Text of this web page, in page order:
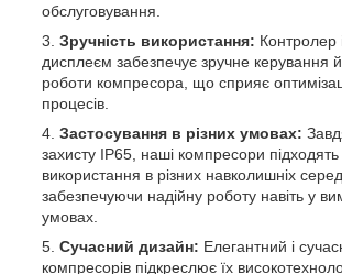
обслуговування.
Зручність використання: Контролер
дисплеєм забезпечує зручне керування
роботи компресора, що сприяє
процесів.
Застосування в різних умовах:
захисту IP65, наші компресори
використання в різних навколишніх
забезпечуючи надійну роботу навіть у
умовах.
Сучасний дизайн: Елегантний і
компресорів підкреслює їх